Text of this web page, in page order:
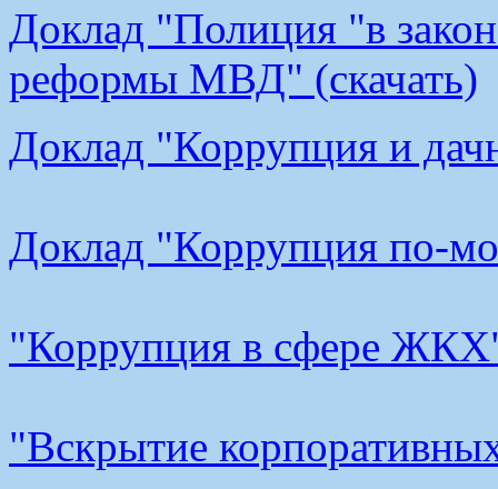
Доклад "Полиция "в
реформы МВД" (скачать)
Доклад "Коррупция и
Доклад "Коррупция по-
"Коррупция в сфере ЖКХ"
"Вскрытие